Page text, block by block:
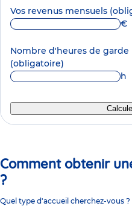
Vos revenus mensuels
€
Nombre d'heures de garde
(obligatoire)
h
Comment obtenir
?
Quel type d'accueil cherchez-vous ?